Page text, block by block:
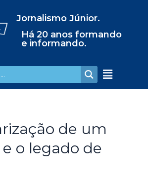
Jornalismo Júnior.
Há 20 anos formando
e informando.
de um
o legado de